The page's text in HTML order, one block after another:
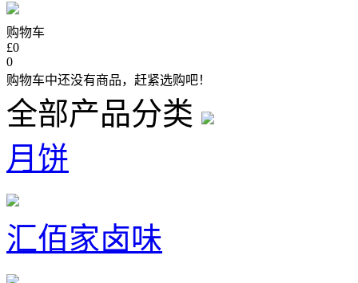
购物车
£0
0
购物车中还没有商品，赶紧选购吧！
全部产品分类
月饼
汇佰家卤味